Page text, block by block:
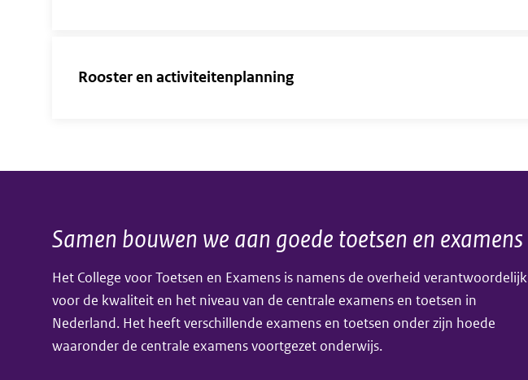
Rooster en activiteitenplanning
Algemene
informatie
Samen bouwen we aan goede toetsen en examens
Het College voor Toetsen en Examens is namens de overheid verantwoordelijk
voor de kwaliteit en het niveau van de centrale examens en toetsen in
Nederland. Het heeft verschillende examens en toetsen onder zijn hoede
waaronder de centrale examens voortgezet onderwijs.